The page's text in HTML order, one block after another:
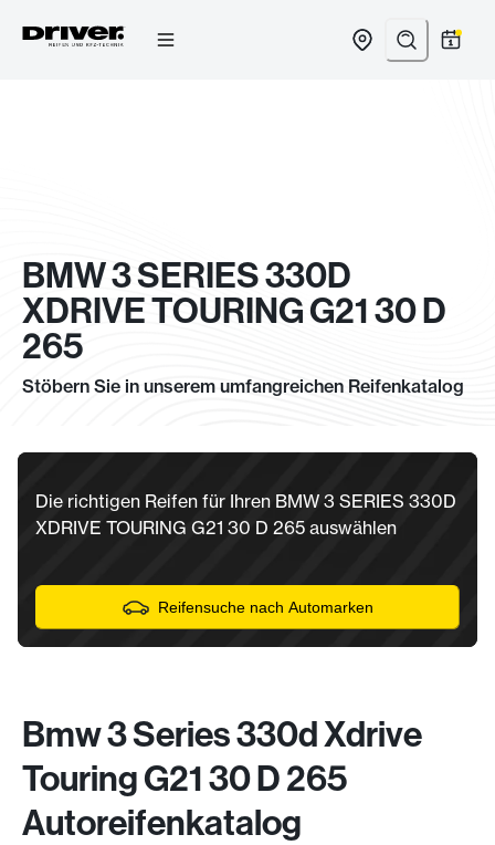
BMW 3 SERIES 330D
XDRIVE TOURING G21 30 D
265
Stöbern Sie in unserem umfangreichen Reifenkatalog
Die richtigen Reifen für Ihren BMW 3 SERIES 330D
XDRIVE TOURING G21 30 D 265 auswählen
Reifensuche nach Automarken
Bmw 3 Series 330d Xdrive
Touring G21 30 D 265
Autoreifenkatalog